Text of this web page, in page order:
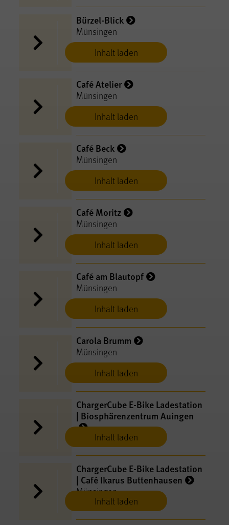
Inhalt laden
Bürzel-Blick
Münsingen
Inhalt laden
Café Atelier
Münsingen
Inhalt laden
Café Beck
Münsingen
Inhalt laden
Café Moritz
Münsingen
Inhalt laden
Café am Blautopf
Münsingen
Inhalt laden
Carola Brumm
Münsingen
Inhalt laden
ChargerCube E-​Bike Ladestation
| Biosphärenzentrum Auingen
Münsingen
Inhalt laden
ChargerCube E-​Bike Ladestation
| Café Ikarus Buttenhausen
Münsingen